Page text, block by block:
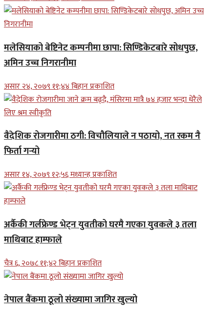
मलेसियाको बेष्टिनेट कम्पनीमा छापा: सिण्डिकेटबारे सोधपुछ,
अमिन उच्च निगरानीमा
असार २४, २०७९ ११;४४ बिहान प्रकाशित
वैदेशिक रोजगारीमा ठगी: विचौलियाले न पठायो, नत रकम नै
फिर्ता गर्‍यो
असार १४, २०७९ १२;५६ मध्यान्ह प्रकाशित
अर्कैकी गर्लफ्रेण्ड भेट्न युवतीको घरमै गएका युवकले ३ तला
माथिबाट हाम्फाले
चैत्र ६, २०७८ ११;४२ बिहान प्रकाशित
नेपाल बैंकमा ठूलो संख्यामा जागिर खुल्यो